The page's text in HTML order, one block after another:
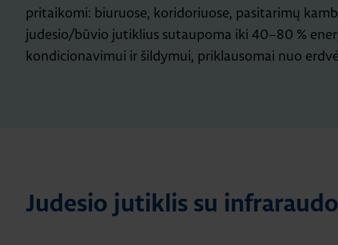
pritaikomi: biuruose, koridoriuose, pasitarimų
judesio/būvio jutiklius sutaupoma iki 40–80 %
kondicionavimui ir šildymui, priklausomai nuo
Judesio jutiklis su